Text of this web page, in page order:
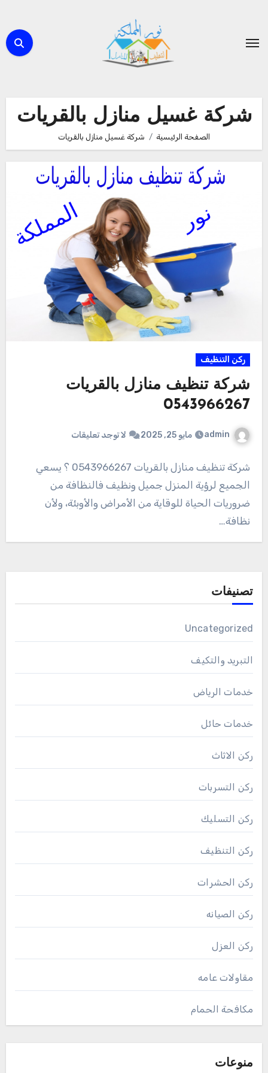
المحتوى
شركة غسيل منازل بالقريات
الصفحة الرئيسية شركة غسيل منازل بالقريات
ركن التنظيف
شركة تنظيف منازل بالقريات
0543966267
admin مايو 25, 2025 لا توجد تعليقات
شركة تنظيف منازل بالقريات 0543966267 ؟ يسعي
الجميع لرؤية المنزل جميل ونظيف فالنظافة من
ضروريات الحياة للوقاية من الأمراض والأوبئة، ولأن
نظافة…
تصنيفات
Uncategorized
التبريد والتكيف
خدمات الرياض
خدمات حائل
ركن الاثاث
ركن التسربات
ركن التسليك
ركن التنظيف
ركن الحشرات
ركن الصيانه
ركن العزل
مقاولات عامه
مكافحة الحمام
منوعات